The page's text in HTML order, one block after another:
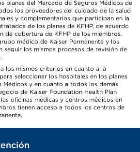
planes del Mercado de Seguros Médicos de
los proveedores del cuidado de la salud
y complementarios que participan en la
de los planes de KFHP, de acuerdo
de cobertura de KFHP de los miembros.
médico de Kaiser Permanente y los
seguir los mismos procesos de revisión de
los mismos criterios en cuanto a la
seleccionar los hospitales en los planes
Médicos y en cuanto a todos los demás
de Kaiser Foundation Health Plan
oficinas médicas y centros médicos en
tienen acceso a todos los centros de